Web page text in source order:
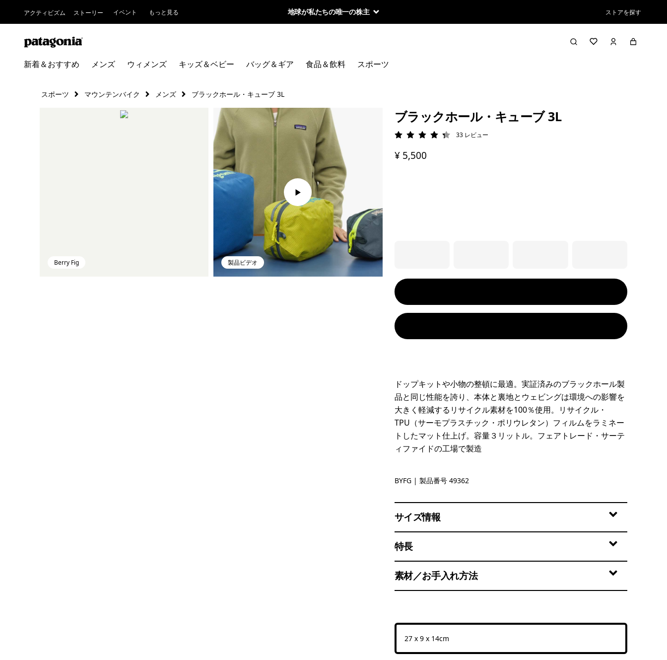
アクティビズム ストーリー イベント もっと見る 地球が私たちの唯一の株主 ストアを探す
新着＆おすすめ メンズ ウィメンズ キッズ＆ベビー バッグ＆ギア 食品＆飲料 スポーツ
スポーツ マウンテンバイク メンズ ブラックホール・キューブ 3L
Berry Fig 製品ビデオ
ブラックホール・キューブ 3L
評価: 4.4 / 5
33 レビュー
¥ 5,500
ドップキットや小物の整頓に最適。実証済みのブラックホール製
品と同じ性能を誇り、本体と裏地とウェビングは環境への影響を
大きく軽減するリサイクル素材を100％使用。リサイクル・
TPU（サーモプラスチック・ポリウレタン）フィルムをラミネー
トしたマット仕上げ。容量３リットル。フェアトレード・サーテ
ィファイドの工場で製造
Berry Fig
BYFG | 製品番号 49362
サイズ情報
特長
素材／お手入れ方法
27 x 9 x 14cm